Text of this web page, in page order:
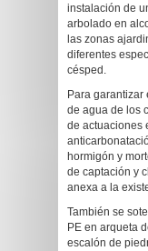
instalación de
arbolado en
las zonas
diferentes
césped.
Para
de agua de los
de actuaciones
hormigón y
de captación y
anexa a la
También se
PE en arqueta
escalón de